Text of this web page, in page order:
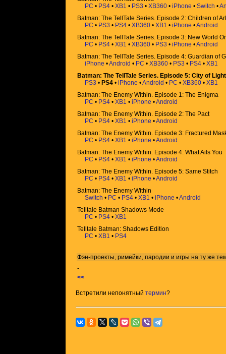
PC • PS4 • XB1 • PS3 • XB360 • iPhone • Switch •
Batman: The TellTale Series. Episode 2: Children of
PC • PS3 • PS4 • XB360 • XB1 • iPhone •Android
Batman: The TellTale Series. Episode 3: New World
PC • PS4 • XB1 • XB360 • PS3 • iPhone •Android
Batman: The TellTale Series. Episode 4: Guardian of
iPhone •Android • PC • XB360 • PS3 • PS4 • XB1
Batman: The TellTale Series. Episode 5: City of Light
PS3 • PS4 • iPhone •Android • PC • XB360 • XB1
Batman: The Enemy Within. Episode 1: The Enigma
PC • PS4 • XB1 • iPhone •Android
Batman: The Enemy Within. Episode 2: The Pact
PC • PS4 • XB1 • iPhone •Android
Batman: The Enemy Within. Episode 3: Fractured
PC • PS4 • XB1 • iPhone •Android
Batman: The Enemy Within. Episode 4: What Ails You
PC • PS4 • XB1 • iPhone •Android
Batman: The Enemy Within. Episode 5: Same Stitch
PC • PS4 • XB1 • iPhone •Android
Batman: The Enemy Within
Switch • PC • PS4 • XB1 • iPhone •Android
Telltale Batman Shadows Mode
PC • PS4 • XB1
Telltale Batman: Shadows Edition
PC • XB1 • PS4
Фэн-проекты, римейки, пародии и игры на ту же
-
<<
Встретили непонятный термин?